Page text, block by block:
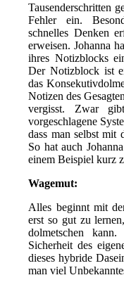
Tausenderschritten
Fehler ein.
schnelles Denken
erweisen. Johanna
ihres Notizblocks
Der Notizblock ist
das
Notizen des
vergisst. Zwar
vorgeschlagene
dass man selbst mit
So hat auch
einem Beispiel kurz
Wagemut:
Alles beginnt mit
erst so gut zu
dolmetschen
Sicherheit des
dieses hybride
man viel